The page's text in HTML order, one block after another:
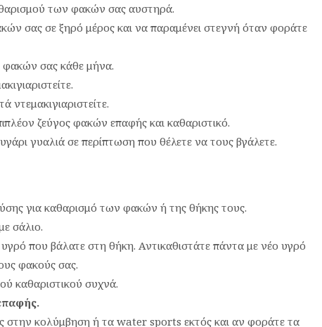
των φακών σας αυστηρά.
σας σε ξηρό μέρος και να παραμένει στεγνή όταν φοράτε
φακών σας κάθε μήνα.
ντεμακιγιαριστείτε.
ζεύγος φακών επαφής και καθαριστικό.
γυαλιά σε περίπτωση που θέλετε να τους βγάλετε.
για καθαρισμό των φακών ή της θήκης τους.
σάλιο.
υγρό που βάλατε στη θήκη. Αντικαθιστάτε πάντα με νέο υγρό
φακούς σας.
καθαριστικού συχνά.
.
στην κολύμβηση ή τα water sports εκτός και αν φοράτε τα